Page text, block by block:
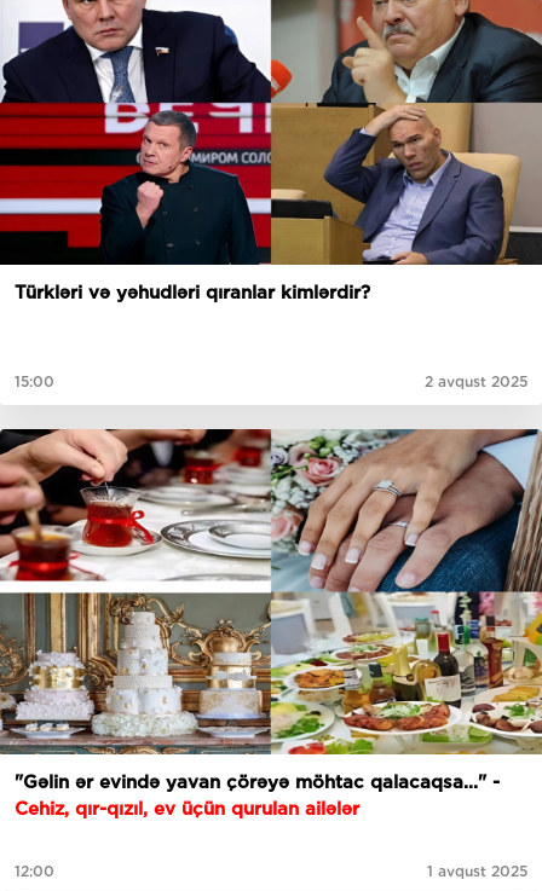
Türkləri və yəhudləri qıranlar kimlərdir?
15:00 2 avqust 2025
"Gəlin ər evində yavan çörəyə möhtac qalacaqsa..." -
Cehiz, qır-qızıl, ev üçün qurulan ailələr
12:00 1 avqust 2025